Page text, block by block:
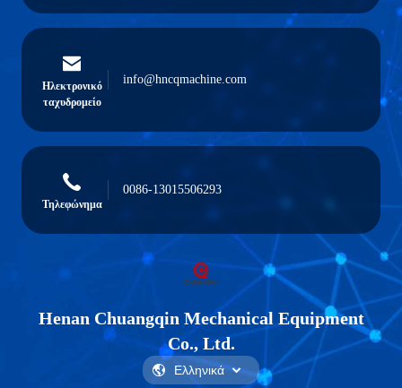
Ηλεκτρονικό
ταχυδρομείο
info@hncqmachine.com
Τηλεφώνημα
0086-13015506293
Henan Chuangqin Mechanical Equipment
Co., Ltd.